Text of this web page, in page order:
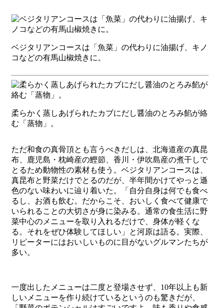
ベジタリアンコースは「魚菜」の代わりに油揚げ、キノ
コなどの有馬山椒焼きに。
柔らかく蒸しあげられたカブにだし醤油のとろみ餡が絡
む「蒸物」。
ただ和食の真骨頂とも言うべきだしは、北海道産の真昆
布、鹿児島・枕崎産の鰹節、香川・伊吹島産の煮干しで
とるため動物性の素材も使う。ベジタリアンコースは、
真昆布と野菜だけでとるのだが、半年間かけてやっと遜
色のない味わいに辿り着いた。「自分自身は何でも食べ
るし、お酒も飲む。だからこそ、おいしく食べて健康で
いられることの大切さが身に染みる。通常の食生活に野
菜中心のメニューを取り入れるだけで、身体が軽くな
る。それをぜひ体験してほしい」と河原は語る。実際、
リピーターにはおいしいものに目がないグルマンたちが
多い。
一度出したメニューは二度と登場させず、10年以上も新
しいメニューを作り続けているというのも驚きだが、